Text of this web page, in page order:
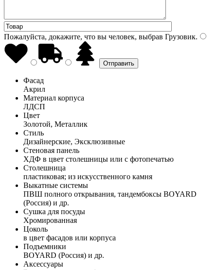
Пожалуйста, докажите, что вы человек, выбрав Грузовик.
Фасад
Акрил
Материал корпуса
ЛДСП
Цвет
Золотой, Металлик
Стиль
Дизайнерские, Эксклюзивные
Стеновая панель
ХДФ в цвет столешницы или с фотопечатью
Столешница
пластиковая; из искусственного камня
Выкатные системы
ПВШ полного открывания, тандембоксы BOYARD
(Россия) и др.
Сушка для посуды
Хромированная
Цоколь
в цвет фасадов или корпуса
Подъемники
BOYARD (Россия) и др.
Аксессуары